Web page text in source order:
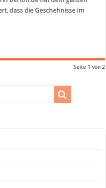
dass die Geschehnisse im
Seite 1 von 2